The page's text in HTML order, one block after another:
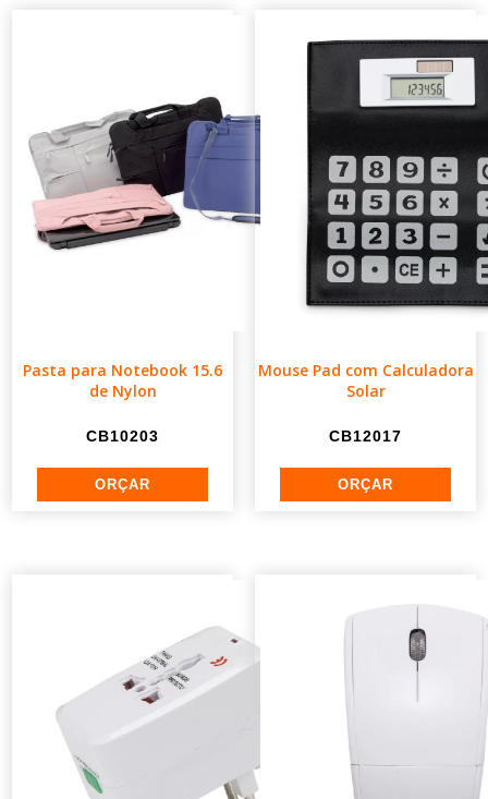
Pasta para Notebook 15.6
de Nylon
CB10203
Mouse Pad com Calculadora
Solar
CB12017